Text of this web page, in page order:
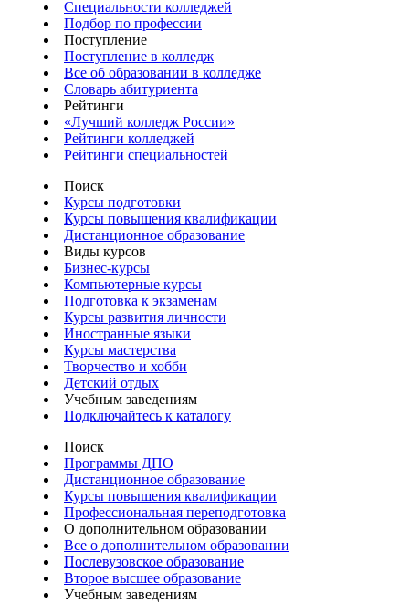
Специальности колледжей
Подбор по профессии
Поступление
Поступление в колледж
Все об образовании в колледже
Словарь абитуриента
Рейтинги
«Лучший колледж России»
Рейтинги колледжей
Рейтинги специальностей
Поиск
Курсы подготовки
Курсы повышения квалификации
Дистанционное образование
Виды курсов
Бизнес-курсы
Компьютерные курсы
Подготовка к экзаменам
Курсы развития личности
Иностранные языки
Курсы мастерства
Творчество и хобби
Детский отдых
Учебным заведениям
Подключайтесь к каталогу
Поиск
Программы ДПО
Дистанционное образование
Курсы повышения квалификации
Профессиональная переподготовка
О дополнительном образовании
Все о дополнительном образовании
Послевузовское образование
Второе высшее образование
Учебным заведениям